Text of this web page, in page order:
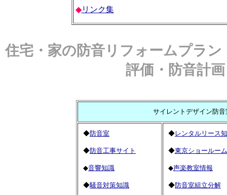
◆リンク集
住宅・家の防音リフォームプラ
評価・防音計
サイレントデザイン防
◆防音室
◆防音工事サイト
◆音響知識
◆騒音対策知識
◆レンタルリース
◆東京ショールーム
◆声楽教室情報
◆防音室組立分解